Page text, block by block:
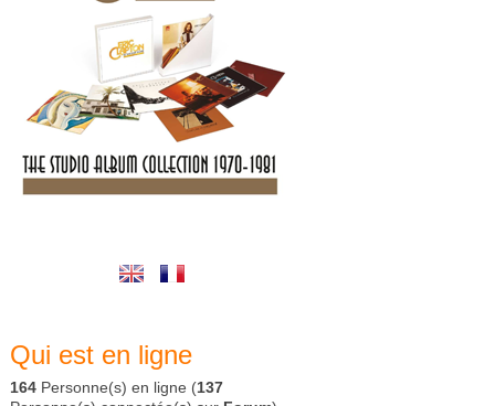
Qui est en ligne
164 Personne(s) en ligne (137